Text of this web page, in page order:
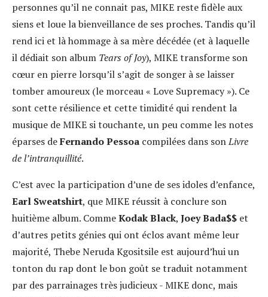
personnes qu’il ne connait pas, MIKE reste fidèle aux
siens et loue la bienveillance de ses proches. Tandis qu’il
rend ici et là hommage à sa mère décédée (et à laquelle
il dédiait son album Tears of Joy), MIKE transforme son
cœur en pierre lorsqu’il s’agit de songer à se laisser
tomber amoureux (le morceau « Love Supremacy »). Ce
sont cette résilience et cette timidité qui rendent la
musique de MIKE si touchante, un peu comme les notes
éparses deFernando Pessoa compilées dans sonLivre
de l’intranquillité.
C’est avec la participation d’une de ses idoles d’enfance,
Earl Sweatshirt, que MIKE réussit à conclure son
huitième album. CommeKodak Black, Joey Bada$$ et
d’autres petits génies qui ont éclos avant même leur
majorité, Thebe Neruda Kgositsile est aujourd’hui un
tonton du rap dont le bon goût se traduit notamment
par des parrainages très judicieux - MIKE donc, mais